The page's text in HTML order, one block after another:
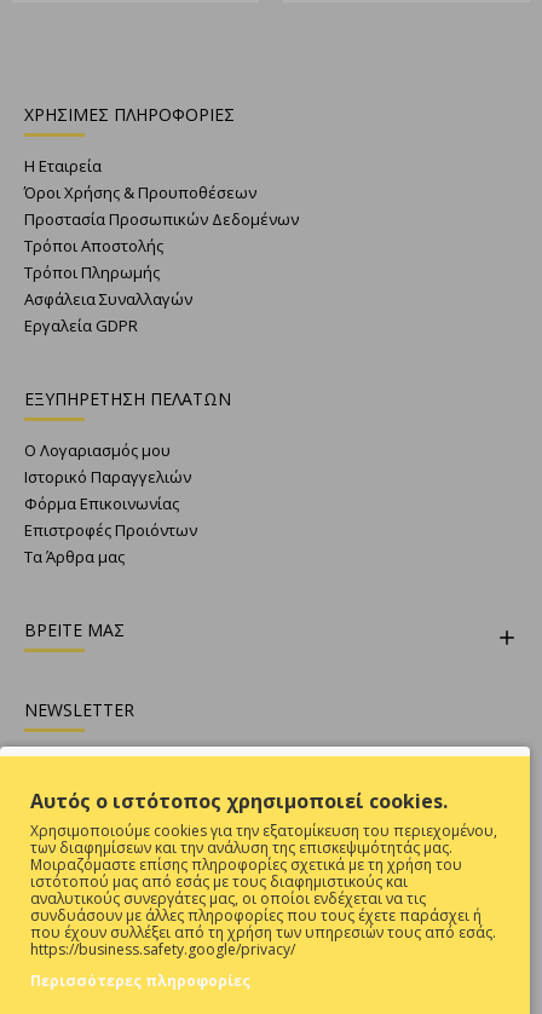
ΧΡΗΣΙΜΕΣ ΠΛΗΡΟΦΟΡΙΕΣ
Η Εταιρεία
Όροι Χρήσης & Προυποθέσεων
Προστασία Προσωπικών Δεδομένων
Τρόποι Αποστολής
Τρόποι Πληρωμής
Ασφάλεια Συναλλαγών
Εργαλεία GDPR
ΕΞΥΠΗΡΕΤΗΣΗ ΠΕΛΑΤΩΝ
Ο Λογαριασμός μου
Ιστορικό Παραγγελιών
Φόρμα Επικοινωνίας
Επιστροφές Προιόντων
Τα Άρθρα μας
ΒΡΕΙΤΕ ΜΑΣ
NEWSLETTER
Θες να είσαι ενήμερος για όλες τις προσφορές ;
Εγγραφή
Συμπληρώστε την επαλήθευση captcha παρακάτω
Έχω Διαβάσει Και Αποδέχομαι Τους
Αυτός ο ιστότοπος χρησιμοποιεί cookies.
Χρησιμοποιούμε cookies για την εξατομίκευση του περιεχομένου,
των διαφημίσεων και την ανάλυση της επισκεψιμότητάς μας.
Μοιραζόμαστε επίσης πληροφορίες σχετικά με τη χρήση του
ιστότοπού μας από εσάς με τους διαφημιστικούς και
αναλυτικούς συνεργάτες μας, οι οποίοι ενδέχεται να τις
συνδυάσουν με άλλες πληροφορίες που τους έχετε παράσχει ή
που έχουν συλλέξει από τη χρήση των υπηρεσιών τους από εσάς.
https://business.safety.google/privacy/
Περισσότερες πληροφορίες